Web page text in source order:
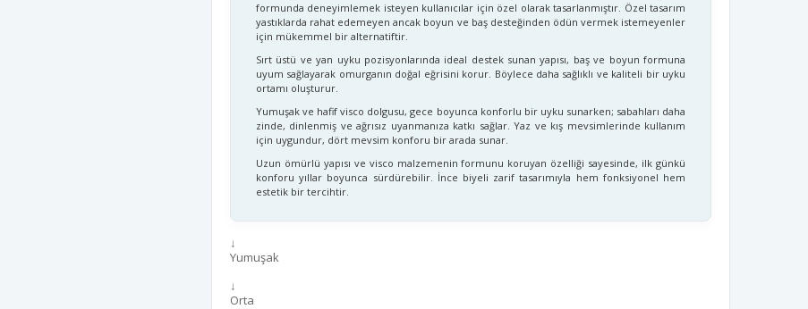
formunda deneyimlemek isteyen kullanıcılar için özel olarak tasarlanmıştır. Özel tasarım
yastıklarda rahat edemeyen ancak boyun ve baş desteğinden ödün vermek istemeyenler
için mükemmel bir alternatiftir.
Sırt üstü ve yan uyku pozisyonlarında ideal destek sunan yapısı, baş ve boyun formuna
uyum sağlayarak omurganın doğal eğrisini korur. Böylece daha sağlıklı ve kaliteli bir uyku
ortamı oluşturur.
Yumuşak ve hafif visco dolgusu, gece boyunca konforlu bir uyku sunarken; sabahları daha
zinde, dinlenmiş ve ağrısız uyanmanıza katkı sağlar. Yaz ve kış mevsimlerinde kullanım
için uygundur, dört mevsim konforu bir arada sunar.
Uzun ömürlü yapısı ve visco malzemenin formunu koruyan özelliği sayesinde, ilk günkü
konforu yıllar boyunca sürdürebilir. İnce biyeli zarif tasarımıyla hem fonksiyonel hem
estetik bir tercihtir.
↓
Yumuşak
↓
Orta